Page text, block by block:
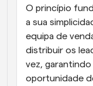
O princípio
a sua
equipa de
distribuir os
vez,
oportunidade